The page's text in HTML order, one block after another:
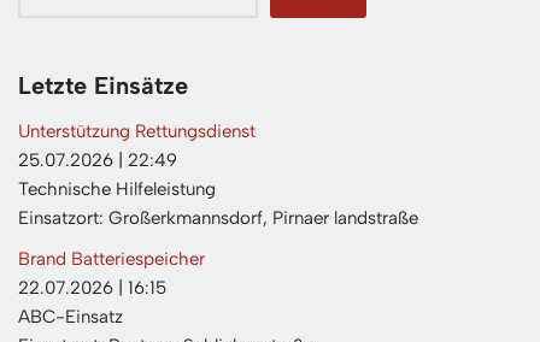
Letzte Einsätze
Unterstützung Rettungsdienst
25.07.2026
22:49
Technische Hilfeleistung
Einsatzort: Großerkmannsdorf, Pirnaer landstraße
Brand Batteriespeicher
22.07.2026
16:15
ABC-Einsatz